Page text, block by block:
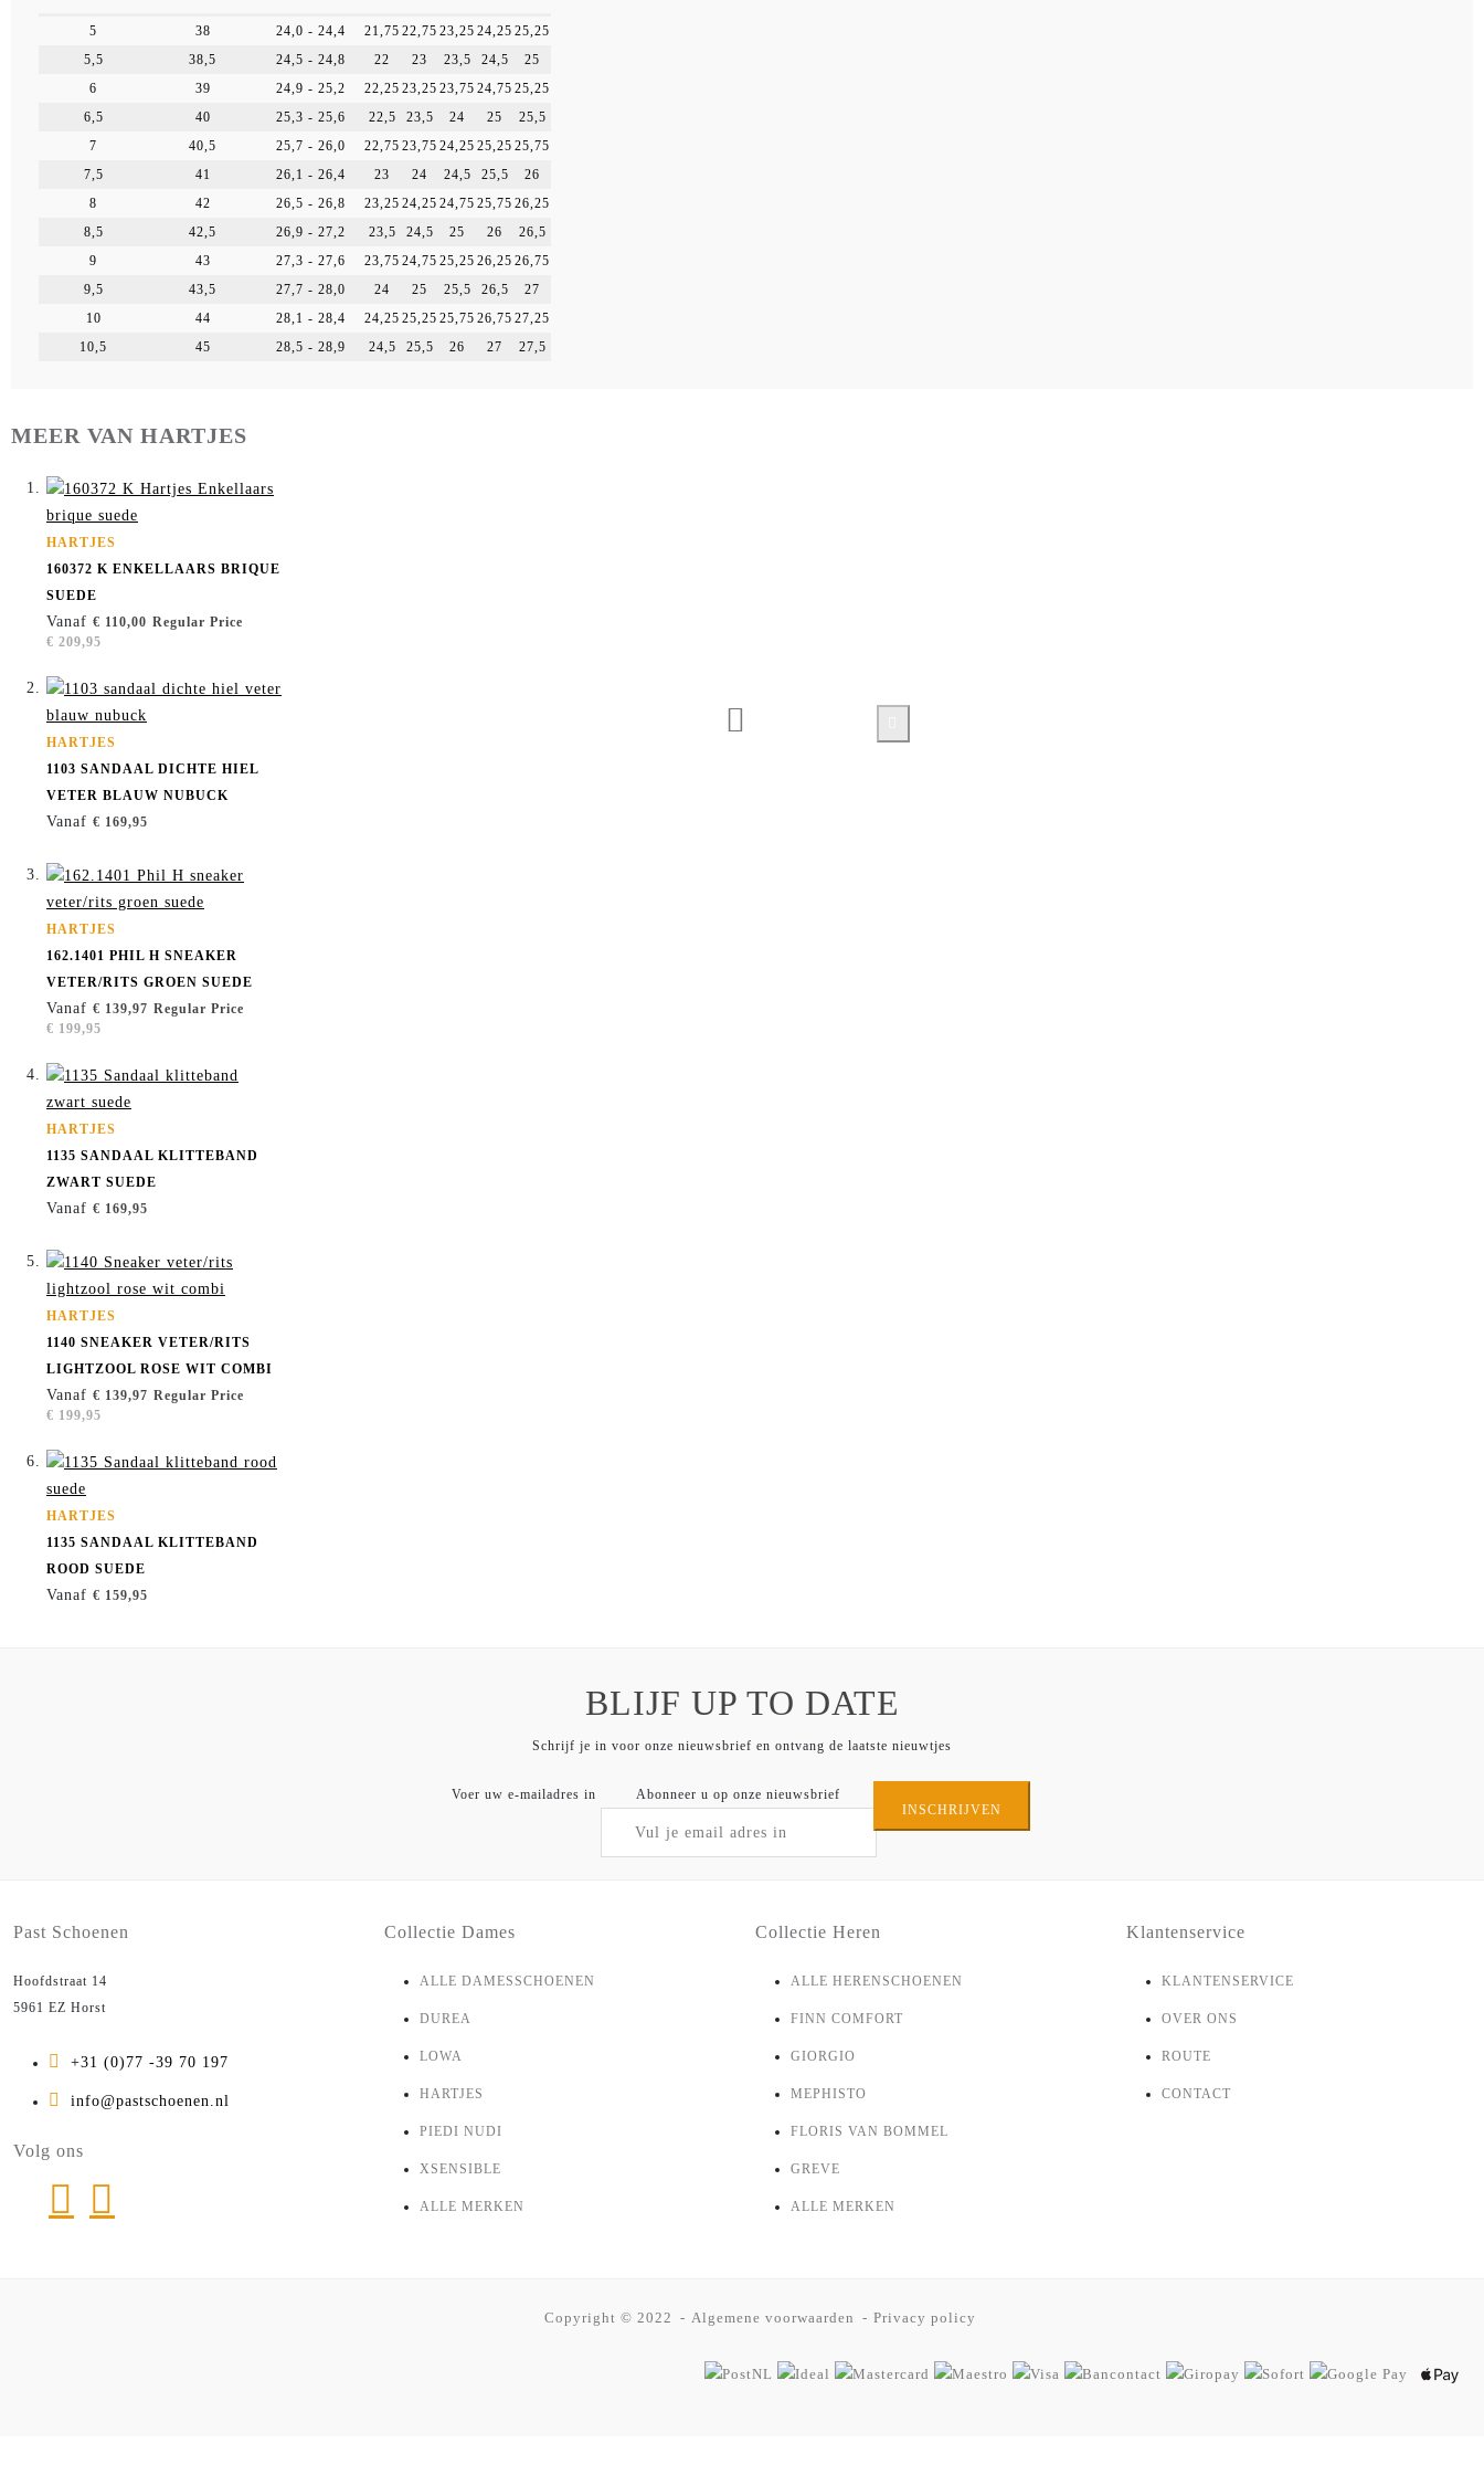
5
38 24,0 - 24,4 21,75 22,75 23,25 24,25 25,25
5,5
38,5 24,5 - 24,8 22 23 23,5 24,5
25
6
39 24,9 - 25,2 22,25 23,25 23,75 24,75 25,25
6,5
40 25,3 - 25,6 22,5 23,5 24 25
25,5
7
40,5 25,7 - 26,0 22,75 23,75 24,25 25,25 25,75
7,5
41 26,1 - 26,4 23 24 24,5 25,5
26
8
42 26,5 - 26,8 23,25 24,25 24,75 25,75 26,25
8,5
42,5 26,9 - 27,2 23,5 24,5 25 26
26,5
9
43 27,3 - 27,6 23,75 24,75 25,25 26,25 26,75
9,5
43,5 27,7 - 28,0 24 25 25,5 26,5
27
10
44 28,1 - 28,4 24,25 25,25 25,75 26,75 27,25
10,5
45 28,5 - 28,9 24,5 25,5 26 27 27,5
MEER VAN HARTJES
HARTJES
160372 K ENKELLAARS BRIQUE
SUEDE
Vanaf € 110,00 Regular Price
€ 209,95
HARTJES
1103 SANDAAL DICHTE HIEL
VETER BLAUW NUBUCK
Vanaf € 169,95
HARTJES
162.1401 PHIL H SNEAKER
VETER/RITS GROEN SUEDE
Vanaf € 139,97 Regular Price
€ 199,95
HARTJES
1135 SANDAAL KLITTEBAND
ZWART SUEDE
Vanaf € 169,95
HARTJES
1140 SNEAKER VETER/RITS
LIGHTZOOL ROSE WIT COMBI
Vanaf € 139,97 Regular Price
€ 199,95
HARTJES
1135 SANDAAL KLITTEBAND
ROOD SUEDE
Vanaf € 159,95
BLIJF UP TO DATE
Schrijf je in voor onze nieuwsbrief en ontvang de laatste nieuwtjes
Voer uw e-mailadres in
Abonneer u op onze nieuwsbrief
INSCHRIJVEN
Past Schoenen
Hoofdstraat 14
5961 EZ Horst
+31 (0)77 -39 70 197
info@pastschoenen.nl
Volg ons
Collectie Dames
ALLE DAMESSCHOENEN
DUREA
LOWA
HARTJES
PIEDI NUDI
XSENSIBLE
ALLE MERKEN
Collectie Heren
ALLE HERENSCHOENEN
FINN COMFORT
GIORGIO
MEPHISTO
FLORIS VAN BOMMEL
GREVE
ALLE MERKEN
Klantenservice
KLANTENSERVICE
OVER ONS
ROUTE
CONTACT
Copyright © 2022 Algemene voorwaarden Privacy policy